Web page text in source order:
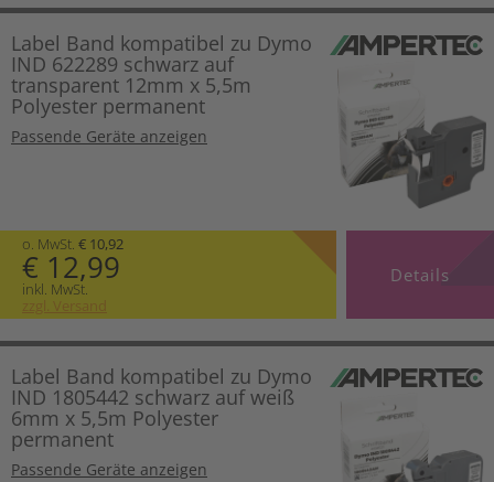
Label Band kompatibel zu Dymo
IND 622289 schwarz auf
transparent 12mm x 5,5m
Polyester permanent
Passende Geräte anzeigen
o. MwSt. € 10,92
€ 12,99
inkl. MwSt.
zzgl. Versand
Details
Label Band kompatibel zu Dymo
IND 1805442 schwarz auf weiß
6mm x 5,5m Polyester
permanent
Passende Geräte anzeigen